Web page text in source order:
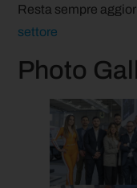
Resta sempre
settore
Photo